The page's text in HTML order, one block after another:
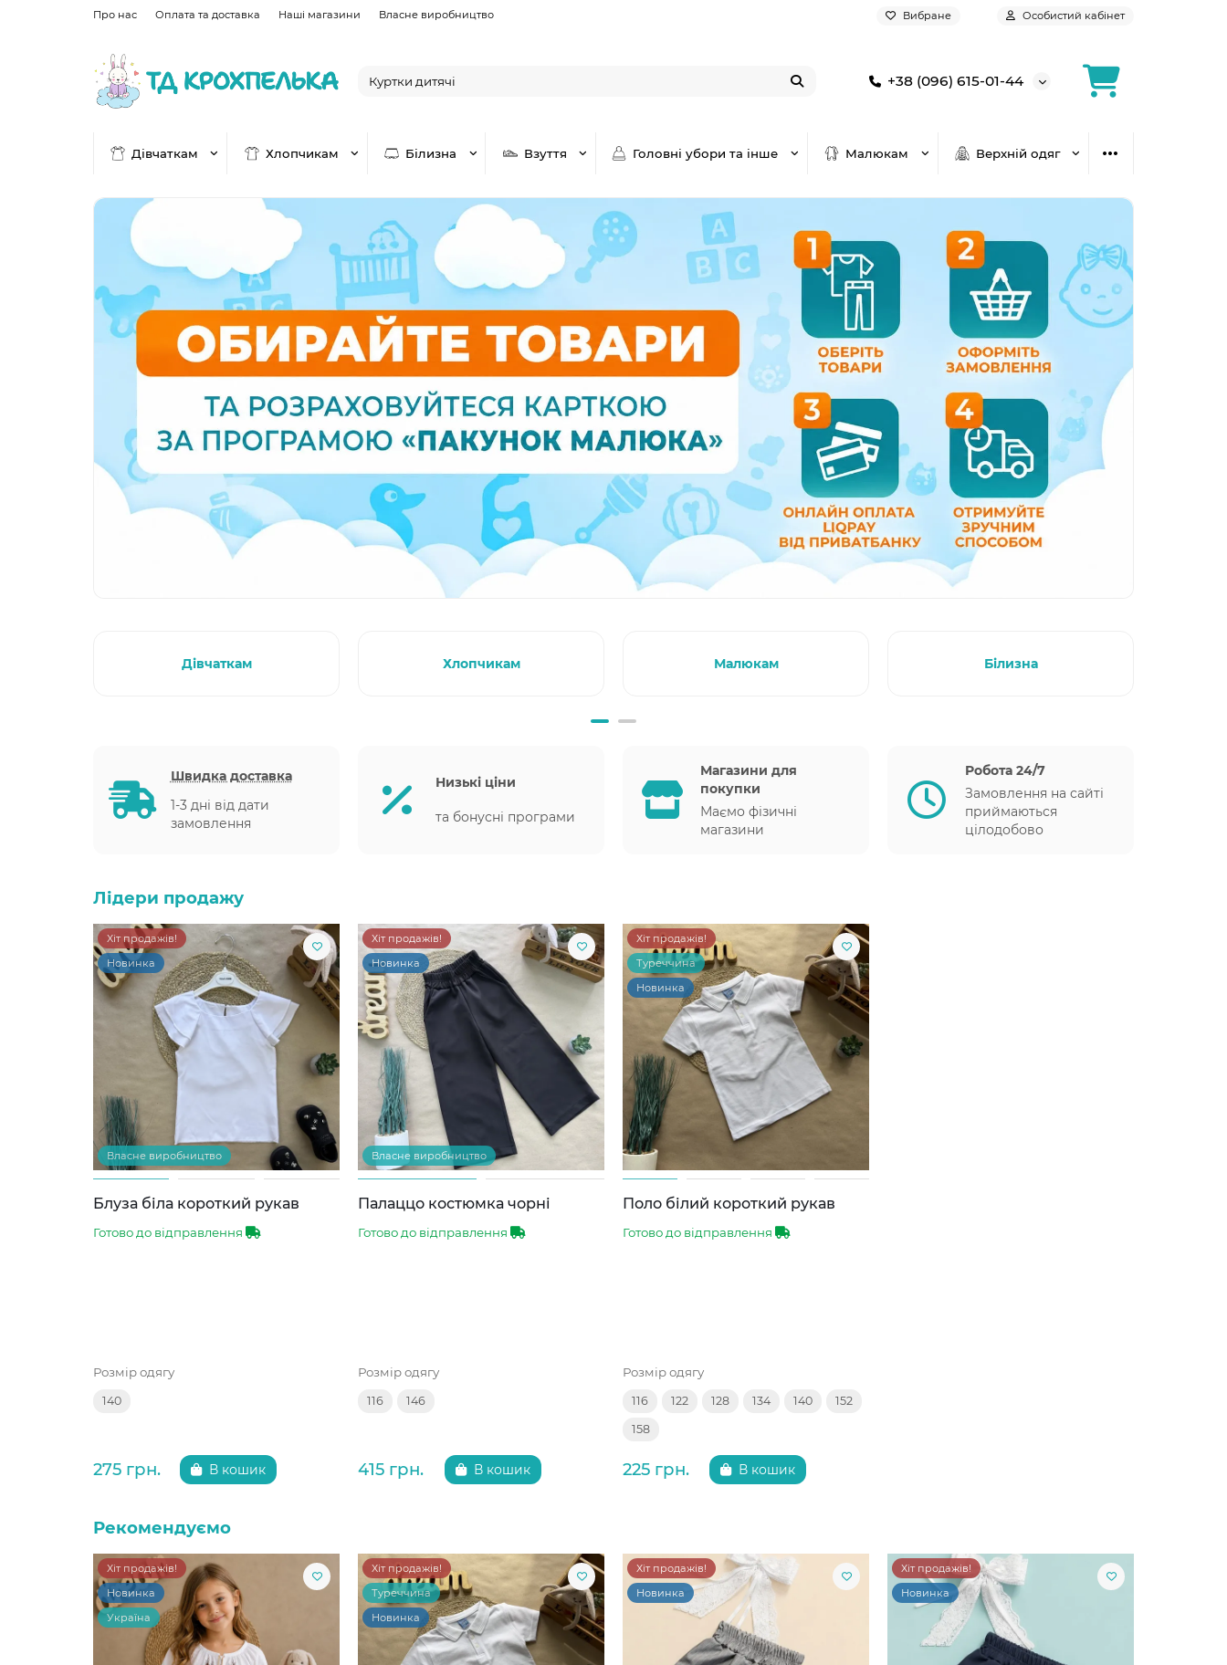
Про нас Оплата та доставка Наші магазини Власне виробництво Вибране Особистий кабінет
+38 (096) 615-01-44
Дівчаткам Хлопчикам Білизна Взуття Головні убори та інше Малюкам Верхній одяг
Дівчаткам Хлопчикам Малюкам Білизна
Швидка доставка
1-3 дні від дати
замовлення
Низькі ціни
та бонусні програми
Магазини для
покупки
Маємо фізичні
магазини
Робота 24/7
Замовлення на сайті
приймаються
цілодобово
Лідери продажу
Хіт продажів!
Новинка
Власне виробництво
Блуза біла короткий рукав
Готово до відправлення
Розмір одягу
140
275 грн. В кошик
Хіт продажів!
Новинка
Власне виробництво
Палаццо костюмка чорні
Готово до відправлення
Розмір одягу
116 146
415 грн. В кошик
Хіт продажів!
Туреччина
Новинка
Поло білий короткий рукав
Готово до відправлення
Розмір одягу
116 122 128 134 140 152
158
225 грн. В кошик
Рекомендуємо
Хіт продажів!
Новинка
Україна
Хіт продажів!
Туреччина
Новинка
Хіт продажів!
Новинка
Хіт продажів!
Новинка